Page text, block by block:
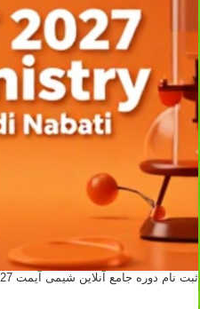
ثبت نام دوره جامع آنلاین شیمی آیمت 2027 ایتالیا - استاد مهدی نباتی